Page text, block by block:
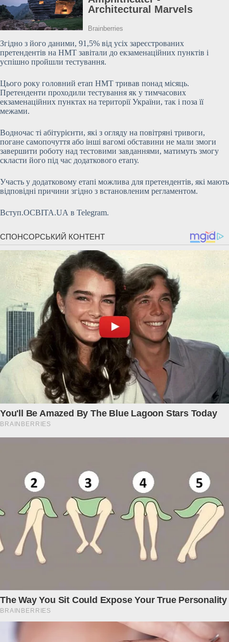
Згідно з його даними, 91,5% від усіх зареєстрованих
претендентів на НМТ завітали до екзаменаційних пунктів і
успішно пройшли тестування.
Цього року головний етап НМТ тривав понад місяць.
Претенденти проходили тестування як у тимчасових
екзаменаційних пунктах на території України, так і поза її
межами.
Водночас ті абітурієнти, які з огляду на повітряні тривоги,
погане самопочуття або інші вагомі обставини не мали змоги
завершити роботу над тестовими завданнями, матимуть змогу
скласти його під час додаткового етапу.
Участь у додатковому етапі можлива для претендентів, які мають
відповідні причини згідно з встановленим регламентом.
Вступ.ОСВІТА.UA в Telegram.